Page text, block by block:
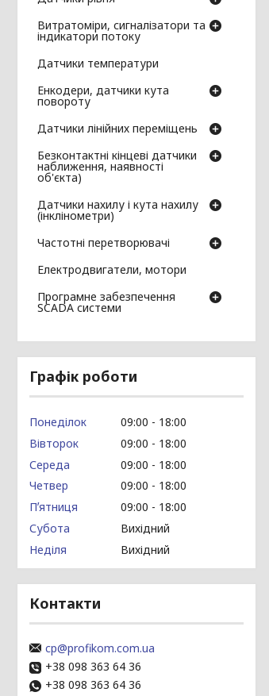
Витратоміри, сигналізатори та
індикатори потоку
Датчики температури
Енкодери, датчики кута
повороту
Датчики лінійних переміщень
Безконтактні кінцеві датчики
наближення, наявності
об'єкта)
Датчики нахилу і кута нахилу
(інклінометри)
Частотні перетворювачі
Електродвигатели, мотори
Програмне забезпечення
SCADA системи
Графік роботи
Понеділок 09:00
18:00
Вівторок
09:00
18:00
Середа
09:00
18:00
Четвер
09:00
18:00
Пʼятниця
09:00
18:00
Субота
Вихідний
Неділя
Вихідний
Контакти
cp@profikom.com.ua
+38 098 363 64 36
+38 098 363 64 36